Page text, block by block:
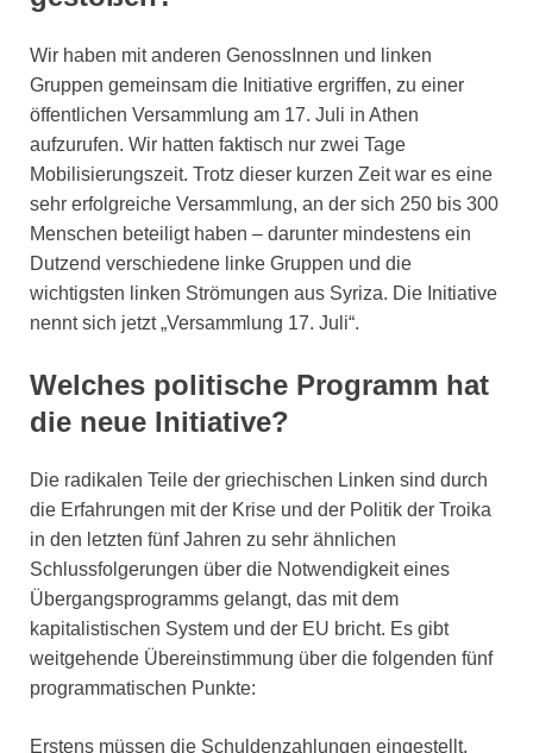
Wir haben mit anderen GenossInnen und linken
Gruppen gemeinsam die Initiative ergriffen, zu einer
öffentlichen Versammlung am 17. Juli in Athen
aufzurufen. Wir hatten faktisch nur zwei Tage
Mobilisierungszeit. Trotz dieser kurzen Zeit war es eine
sehr erfolgreiche Versammlung, an der sich 250 bis 300
Menschen beteiligt haben – darunter mindestens ein
Dutzend verschiedene linke Gruppen und die
wichtigsten linken Strömungen aus Syriza. Die Initiative
nennt sich jetzt „Versammlung 17. Juli“.
Welches politische Programm hat
die neue Initiative?
Die radikalen Teile der griechischen Linken sind durch
die Erfahrungen mit der Krise und der Politik der Troika
in den letzten fünf Jahren zu sehr ähnlichen
Schlussfolgerungen über die Notwendigkeit eines
Übergangsprogramms gelangt, das mit dem
kapitalistischen System und der EU bricht. Es gibt
weitgehende Übereinstimmung über die folgenden fünf
programmatischen Punkte:
Erstens müssen die Schuldenzahlungen eingestellt,